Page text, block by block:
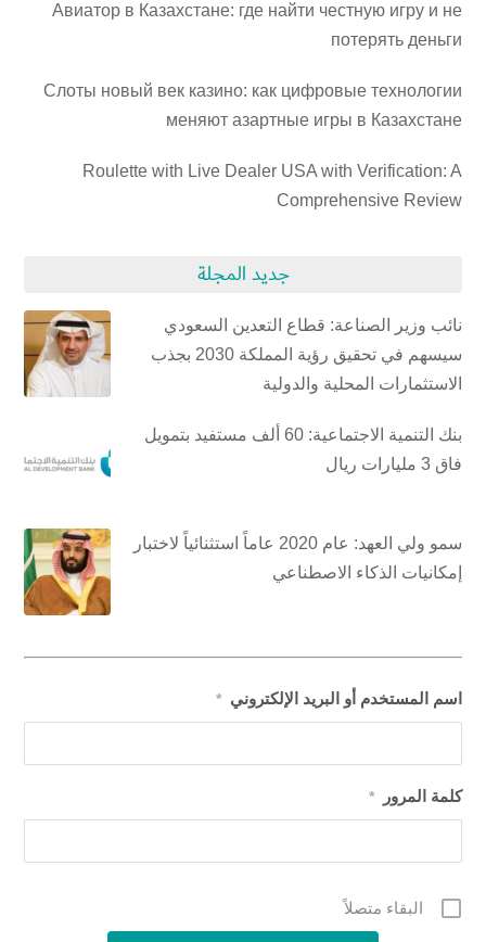
Авиатор в Казахстане: где найти честную игру и не
потерять деньги
Слоты новый век казино: как цифровые технологии
меняют азартные игры в Казахстане
Roulette with Live Dealer USA with Verification: A
Comprehensive Review
جديد المجلة
نائب وزير الصناعة: قطاع التعدين السعودي
سيسهم في تحقيق رؤية المملكة 2030 بجذب
الاستثمارات المحلية والدولية
بنك التنمية الاجتماعية: 60 ألف مستفيد بتمويل
فاق 3 مليارات ريال
سمو ولي العهد: عام 2020 عاماً استثنائياً لاختبار
إمكانيات الذكاء الاصطناعي
اسم المستخدم أو البريد الإلكتروني *
كلمة المرور *
البقاء متصلاً